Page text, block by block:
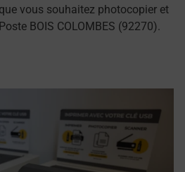
vous souhaitez photocopier et
BOIS COLOMBES (92270).